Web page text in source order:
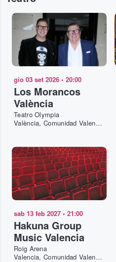
gio 03 set 2026 • 20:00
Los Morancos
València
Teatro Olympia
València, Comunidad Valenciana, ES
sab 13 feb 2027 • 21:00
Hakuna Group
Music Valencia
Roig Arena
Valencia, Comunidad Valenciana, ES